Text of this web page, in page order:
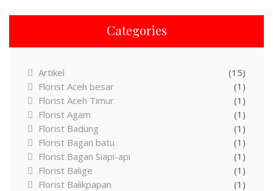
Categories
Artikel
(15)
Florist Aceh besar
(1)
Florist Aceh Timur
(1)
Florist Agam
(1)
Florist Badung
(1)
Florist Bagan batu
(1)
Florist Bagan Siapi-api
(1)
Florist Balige
(1)
Florist Balikpapan
(1)